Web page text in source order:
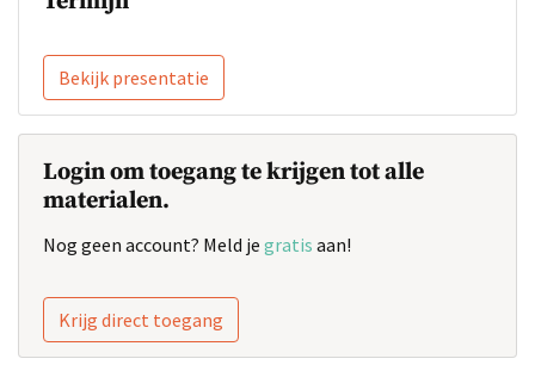
Bekijk presentatie
Login om toegang te krijgen tot alle
materialen.
Nog geen account? Meld je gratis aan!
Krijg direct toegang